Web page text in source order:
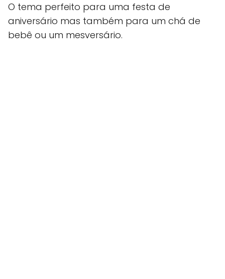
O tema perfeito para uma festa de
aniversário mas também para um chá de
bebê ou um mesversário.